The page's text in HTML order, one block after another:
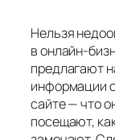
Нельзя
в онлайн-
предлагают
информации
сайте — что
посещают,